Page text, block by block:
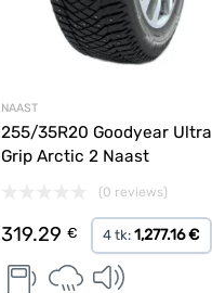
NAAST
255/35R20 Goodyear Ultra
Grip Arctic 2 Naast
(0 reviews)
319.29 € 4 tk:1,277.16 €